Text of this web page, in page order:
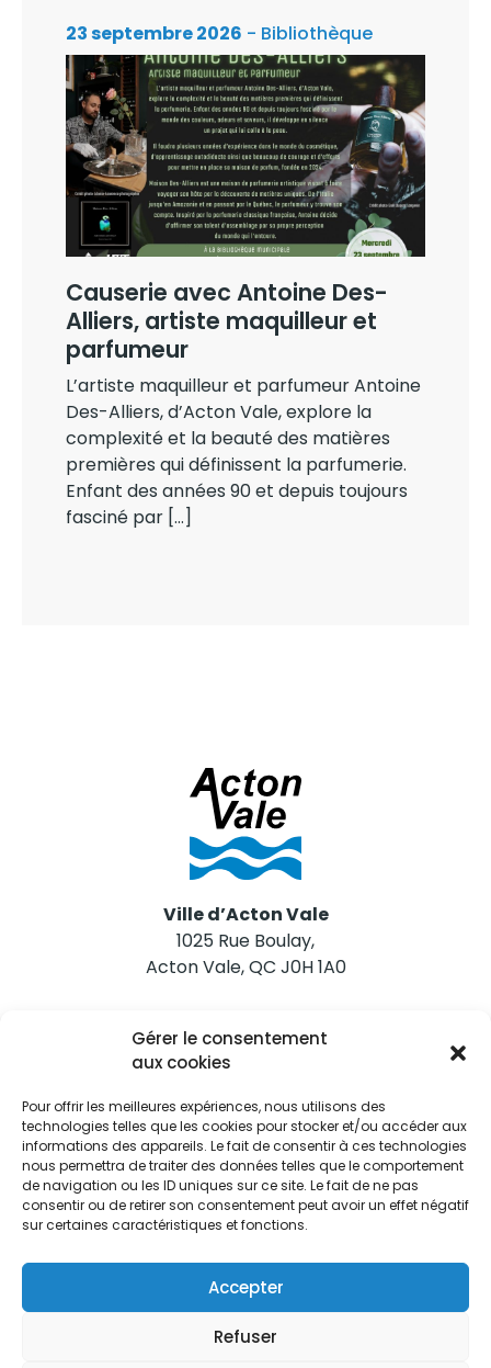
Gérer le consentement
aux cookies
Pour offrir les meilleures expériences, nous utilisons des
technologies telles que les cookies pour stocker et/ou accéder aux
informations des appareils. Le fait de consentir à ces technologies
nous permettra de traiter des données telles que le comportement
de navigation ou les ID uniques sur ce site. Le fait de ne pas
consentir ou de retirer son consentement peut avoir un effet négatif
sur certaines caractéristiques et fonctions.
Accepter
Refuser
23 septembre 2026 - Bibliothèque
Causerie avec Antoine Des-
Alliers, artiste maquilleur et
parfumeur
L’artiste maquilleur et parfumeur Antoine
Des-Alliers, d’Acton Vale, explore la
complexité et la beauté des matières
premières qui définissent la parfumerie.
Enfant des années 90 et depuis toujours
fasciné par […]
Ville d’Acton Vale
1025 Rue Boulay,
Acton Vale, QC J0H 1A0
Nous joindre
Tél. 450 546-2703
Restez informés
Abonnez-vous aux alertes municipales
Je m'abonne